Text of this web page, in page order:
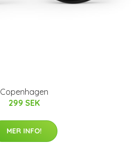
Copenhagen
299 SEK
MER INFO!